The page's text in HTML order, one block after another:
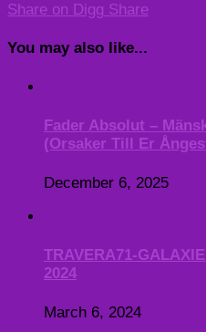
Share on Digg Share
You may also like...
Fader Absolut –
(Orsaker Till Er
December 6, 2025
TRAVERA71-
2024
March 6, 2024